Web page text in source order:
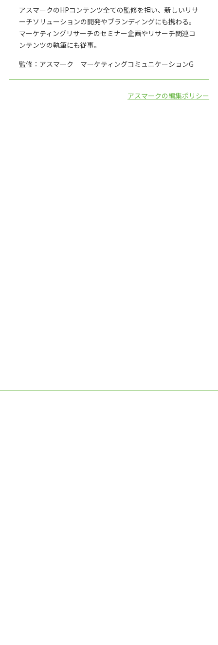
アスマークのHPコンテンツ全ての監修を担い、新しいリサ
ーチソリューションの開発やブランディングにも携わる。
マーケティングリサーチのセミナー企画やリサーチ関連コ
ンテンツの執筆にも従事。
監修：アスマーク マーケティングコミュニケーションG
アスマークの編集ポリシー